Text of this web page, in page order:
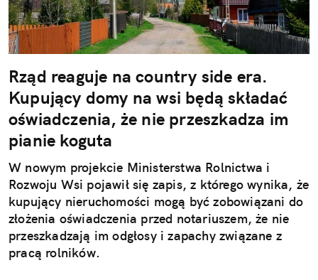
Rząd reaguje na country side era.
Kupujący domy na wsi będą składać
oświadczenia, że nie przeszkadza im
pianie koguta
W nowym projekcie Ministerstwa Rolnictwa i
Rozwoju Wsi pojawił się zapis, z którego wynika, że
kupujący nieruchomości mogą być zobowiązani do
złożenia oświadczenia przed notariuszem, że nie
przeszkadzają im odgłosy i zapachy związane z
pracą rolników.